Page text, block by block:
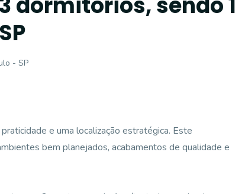
- SP
e uma localização estratégica. Este
bem planejados, acabamentos de qualidade e